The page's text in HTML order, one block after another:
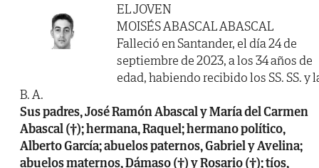
EL JOVEN
MOISÉS ABASCAL ABASCAL
Falleció en Santander, el día 24 de
septiembre de 2023, a los 34 años de
edad, habiendo recibido los SS. SS. y
B. A.
Sus padres, José Ramón Abascal y María del Carmen
Abascal (†); hermana, Raquel; hermano político,
Alberto García; abuelos paternos, Gabriel y Avelina;
abuelos maternos, Dámaso (†) y Rosario (†); tíos,